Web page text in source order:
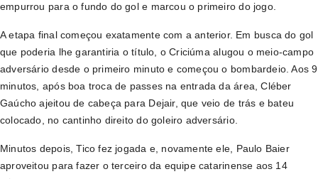
empurrou para o fundo do gol e marcou o primeiro do jogo.
A etapa final começou exatamente com a anterior. Em busca do gol
que poderia lhe garantiria o título, o Criciúma alugou o meio-campo
adversário desde o primeiro minuto e começou o bombardeio. Aos 9
minutos, após boa troca de passes na entrada da área, Cléber
Gaúcho ajeitou de cabeça para Dejair, que veio de trás e bateu
colocado, no cantinho direito do goleiro adversário.
Minutos depois, Tico fez jogada e, novamente ele, Paulo Baier
aproveitou para fazer o terceiro da equipe catarinense aos 14